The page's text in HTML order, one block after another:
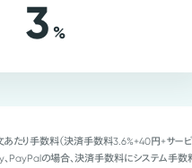
3 %
たり手数料（決済手数料3.6%+40円+サー
の場合、決済手数料にシステム手数